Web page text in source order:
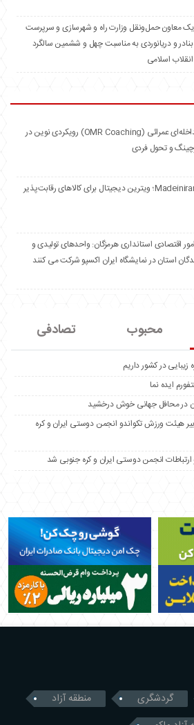
معاون حمل‌ونقل وزارت راه و شهرسازی و سرپرست
و دریانوردی به مناسبت چهل و ششمین سالگرد
اسلامی
مدل مداخله‌ای عمرائی (OMR Coaching) رویکردی نوین در
و تحول فردی
Madeiniran.com؛ ویترین دیجیتال برای کالاهای رقابت‌پذیر
اقتصادی استانداری هرمزگان: واحدهای تولیدی و
استان در نمایشگاه ایران اکسپو شرکت می کنند
محبوب تصادفی
زیبایی در کشور داریم
ایده نما
در محافل جهانی خوش درخشید
هیئت ورزش تکواندو انجمن دوستی ایران و کره
انجمن دوستی ایران و کره جنوبی شد
گردشگری
منطقه آزاد